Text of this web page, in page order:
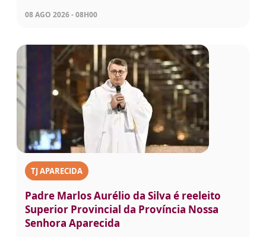
08 AGO 2026 - 08H00
TJ APARECIDA
Padre Marlos Aurélio da Silva é reeleito
Superior Provincial da Província Nossa
Senhora Aparecida